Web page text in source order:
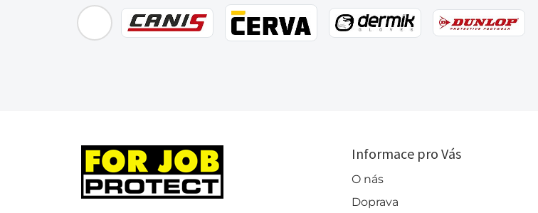
Informace pro Vás
O nás
Doprava